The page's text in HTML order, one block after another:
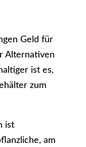
Geld für
Alternativen
ist es,
zum
ist
am